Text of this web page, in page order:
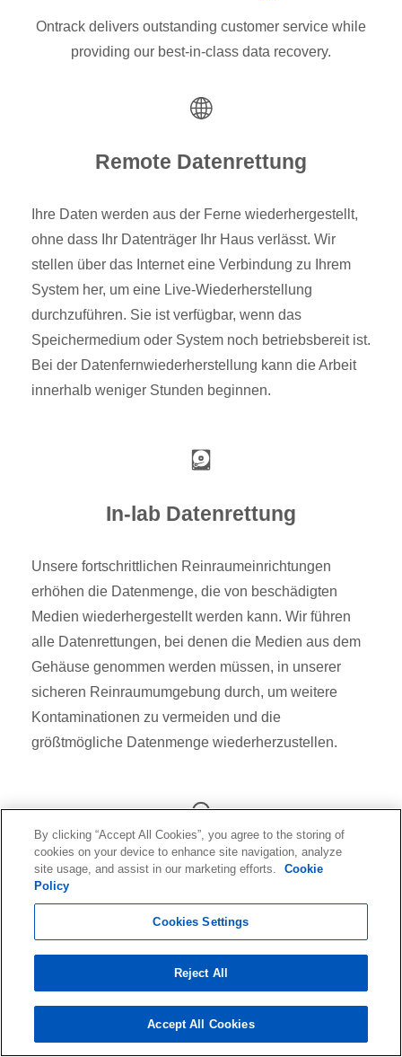
Ontrack delivers outstanding customer service while
providing our best-in-class data recovery.
Remote Datenrettung
Ihre Daten werden aus der Ferne wiederhergestellt,
ohne dass Ihr Datenträger Ihr Haus verlässt. Wir
stellen über das Internet eine Verbindung zu Ihrem
System her, um eine Live-Wiederherstellung
durchzuführen. Sie ist verfügbar, wenn das
Speichermedium oder System noch betriebsbereit ist.
Bei der Datenfernwiederherstellung kann die Arbeit
innerhalb weniger Stunden beginnen.
In-lab Datenrettung
Unsere fortschrittlichen Reinraumeinrichtungen
erhöhen die Datenmenge, die von beschädigten
Medien wiederhergestellt werden kann. Wir führen
alle Datenrettungen, bei denen die Medien aus dem
Gehäuse genommen werden müssen, in unserer
sicheren Reinraumumgebung durch, um weitere
Kontaminationen zu vermeiden und die
größtmögliche Datenmenge wiederherzustellen.
On-site Datenrettung
Wenn Ihre Daten zu sensibel sind, um Ihren Standort
zu verlassen, können unsere Ingenieure ihre
Wiederherstellungsexpertise zu Ihnen bringen. Diese
Option steht nur für Notfalldienste zur Verfügung. Für
die Datenwiederherstellung vor Ort muss das
Speichergerät oder System betriebsbereit sein.
By clicking “Accept All Cookies”, you agree to the storing of
cookies on your device to enhance site navigation, analyze
site usage, and assist in our marketing efforts.
Cookie
Policy
Cookies Settings
Reject All
Accept All Cookies